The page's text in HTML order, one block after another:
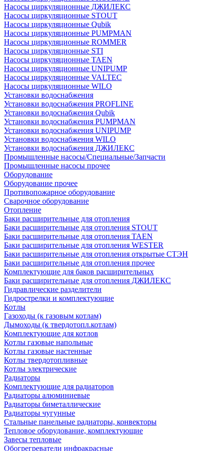
Насосы циркуляционные ДЖИЛЕКС
Насосы циркуляционные STOUT
Насосы циркуляционные Qubik
Насосы циркуляционные PUMPMAN
Насосы циркуляционные ROMMER
Насосы циркуляционные STI
Насосы циркуляционные TAEN
Насосы циркуляционные UNIPUMP
Насосы циркуляционные VALTEC
Насосы циркуляционные WILO
Установки водоснабжения
Установки водоснабжения PROFLINE
Установки водоснабжения Qubik
Установки водоснабжения PUMPMAN
Установки водоснабжения UNIPUMP
Установки водоснабжения WILO
Установки водоснабжения ДЖИЛЕКС
Промышленные насосы/Специальные/Запчасти
Промышленные насосы прочее
Оборудование
Оборудование прочее
Противопожарное оборудование
Сварочное оборудование
Отопление
Баки расширительные для отопления
Баки расширительные для отопления STOUT
Баки расширительные для отопления TAEN
Баки расширительные для отопления WESTER
Баки расширительные для отопления открытые СТЭН
Баки расширительные для отопления прочее
Комплектующие для баков расширительных
Баки расширительные для отопления ДЖИЛЕКС
Гидравлические разделители
Гидрострелки и комплектующие
Котлы
Газоходы (к газовым котлам)
Дымоходы (к твердотопл.котлам)
Комплектующие для котлов
Котлы газовые напольные
Котлы газовые настенные
Котлы твердотопливные
Котлы электрические
Радиаторы
Комплектующие для радиаторов
Радиаторы алюминиевые
Радиаторы биметаллические
Радиаторы чугунные
Стальные панельные радиаторы, конвекторы
Тепловое оборудование, комплектующие
Завесы тепловые
Обогрегреватели инфракрасные